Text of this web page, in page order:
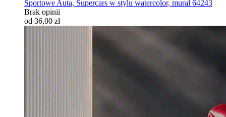
Sportowe Auta, Supercars w stylu watercolor, mural 64243
Brak opinii
od 36,00 zł